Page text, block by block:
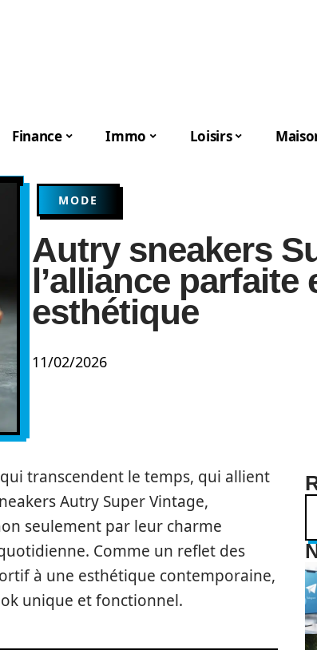
Finance Immo Loisirs
MODE
Autry sneakers
l’alliance
esthétique
11/02/2026
transcendent le temps, qui allient
Autry Super Vintage,
seulement par leur charme
Comme un reflet des
à une esthétique contemporaine,
unique et fonctionnel.